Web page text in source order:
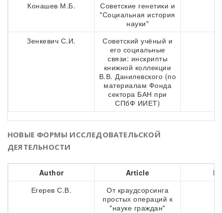
Конашев М.Б.
Советские генетики и
"Социальная история
науки"
Зенкевич С.И.
Советский учёный и
его социальные
связи: инскрипты
книжной коллекции
В.В. Данилевского (по
материалам Фонда
сектора БАН при
СПбФ ИИЕТ)
НОВЫЕ ФОРМЫ ИССЛЕДОВАТЕЛЬСКОЙ
ДЕЯТЕЛЬНОСТИ
Author Article
Егерев С.В.
От краудсорсинга
простых операций к
"науке граждан"